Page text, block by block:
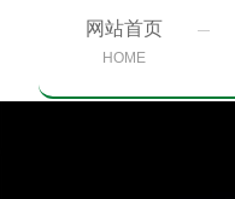
网站首页
HOME